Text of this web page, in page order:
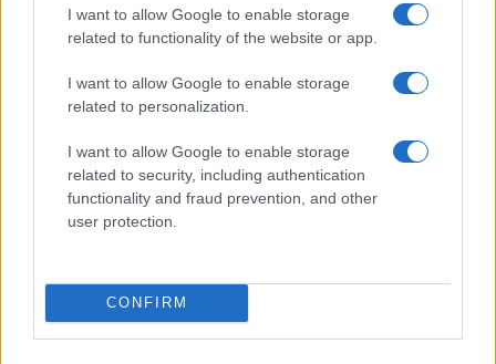
I want to allow Google to enable storage
related to functionality of the website or app.
I want to allow Google to enable storage
related to personalization.
I want to allow Google to enable storage
related to security, including authentication
functionality and fraud prevention, and other
user protection.
CONFIRM
amavano molto gli ebrei e soprattutto Israele, ma
da “antifascisti” (il termine campeggiava ovunque
nelle piazze e nelle vie di Berlino est) lo
rigettavano come peste. E in fondo il discorso di
Angela di sabato avrebbero potuto essere letto
anche da Eric Honecker.
La realtà è che i globalisti sono in default mentale
davvero infranto. Era l’utopia della fine della storia
che doveva condurre alla estensione universale e